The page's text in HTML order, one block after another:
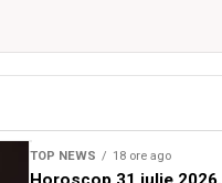
TOP NEWS 18 ore ago